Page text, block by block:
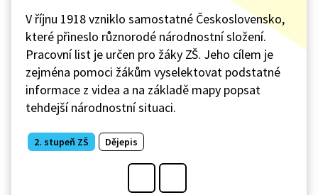
V říjnu 1918 vzniklo samostatné Československo,
které přineslo různorodé národnostní složení.
Pracovní list je určen pro žáky ZŠ. Jeho cílem je
zejména pomoci žákům vyselektovat podstatné
informace z videa a na základě mapy popsat
tehdejší národnostní situaci.
2. stupeň ZŠ Dějepis